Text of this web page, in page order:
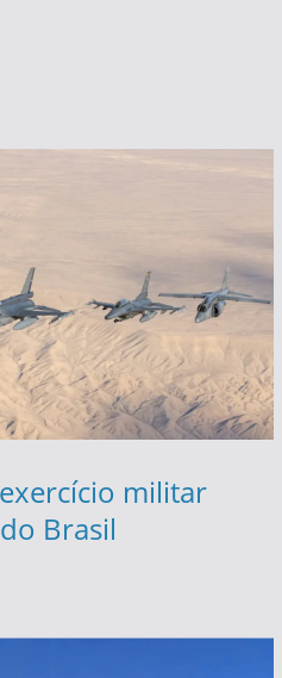
militar
Brasil